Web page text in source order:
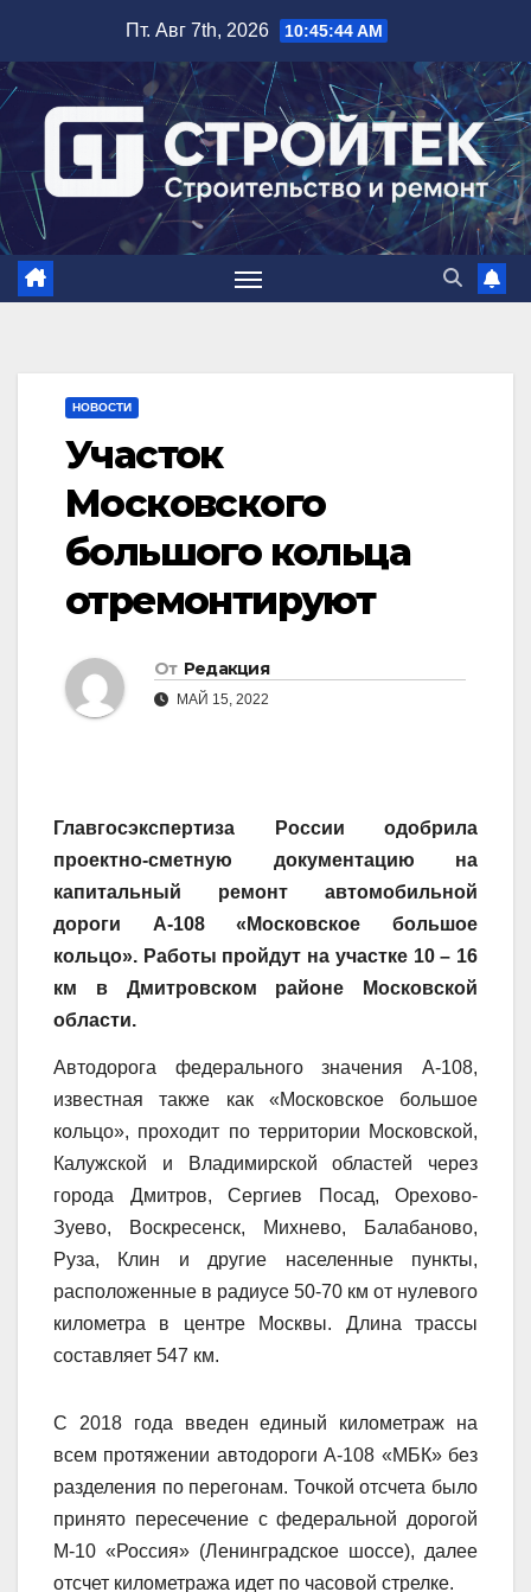
содержимому
Пт. Авг 7th, 2026 10:45:45 AM
НОВОСТИ
Участок
Московского
большого кольца
отремонтируют
От Редакция
МАЙ 15, 2022
Главгосэкспертиза России одобрила
проектно-сметную документацию на
капитальный ремонт автомобильной
дороги А-108 «Московское большое
кольцо». Работы пройдут на участке 10 – 16
км в Дмитровском районе Московской
области.
Автодорога федерального значения А-108,
известная также как «Московское большое
кольцо», проходит по территории Московской,
Калужской и Владимирской областей через
города Дмитров, Сергиев Посад, Орехово-
Зуево, Воскресенск, Михнево, Балабаново,
Руза, Клин и другие населенные пункты,
расположенные в радиусе 50-70 км от нулевого
километра в центре Москвы. Длина трассы
составляет 547 км.
С 2018 года введен единый километраж на
всем протяжении автодороги А-108 «МБК» без
разделения по перегонам. Точкой отсчета было
принято пересечение с федеральной дорогой
М-10 «Россия» (Ленинградское шоссе), далее
отсчет километража идет по часовой стрелке.